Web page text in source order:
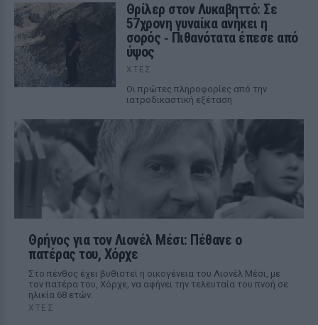
Θρίλερ στον Λυκαβηττό: Σε
57χρονη γυναίκα ανήκει η
σορός ‑ Πιθανότατα έπεσε από
ύψος
ΧΤΕΣ
Οι πρώτες πληροφορίες από την
ιατροδικαστική εξέταση
Θρήνος για τον Λιονέλ Μέσι: Πέθανε ο
πατέρας του, Χόρχε
Στο πένθος έχει βυθιστεί η οικογένεια του Λιονέλ Μέσι, με
τον πατέρα του, Χόρχε, να αφήνει την τελευταία του πνοή σε
ηλικία 68 ετών.
ΧΤΕΣ